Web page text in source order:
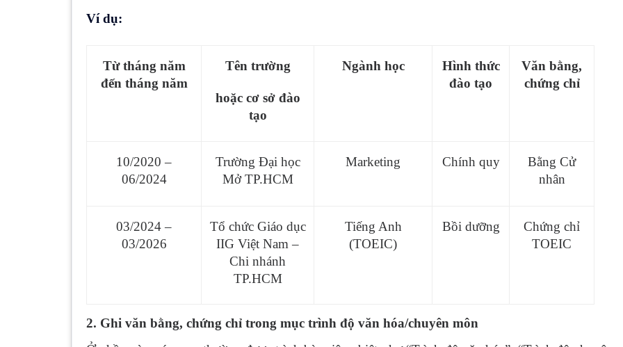
Ví dụ:
Từ tháng năm
đến tháng năm
Tên trường
hoặc cơ sở đào
tạo
Ngành học
Hình thức
đào tạo
Văn bằng,
chứng chỉ
10/2020 –
06/2024
Trường Đại học
Mở TP.HCM
Marketing Chính quy
Bằng Cử
nhân
03/2024 –
03/2026
Tổ chức Giáo dục
IIG Việt Nam –
Chi nhánh
TP.HCM
Tiếng Anh
(TOEIC)
Bồi dưỡng
Chứng chỉ
TOEIC
2. Ghi văn bằng, chứng chỉ trong mục trình độ văn hóa/chuyên môn